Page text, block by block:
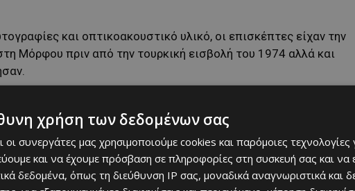
και οπτικοακουστικό υλικό, οι επισκέπτες είχαν την
Μόρφου πριν από την τουρκική εισβολή του 1974 αλλά και
από βεβηλωμένες εκκλησίες, κατεστραμμένα κοιμητήρια
και κοινωνικής ταυτότητας της περιοχής.
καταστροφή της περιοχής, η οποία υπήρξε γνωστή
και τις τοπικές της γιορτές.
χρήση των δεδομένων σας
οι συνεργάτες μας χρησιμοποιούμε cookies και παρόμοιες τεχνολογίες
και να έχουμε πρόσβαση σε πληροφορίες στη συσκευή σας και να
δεδομένα, όπως τη διεύθυνση IP σας, μοναδικά αναγνωριστικά και